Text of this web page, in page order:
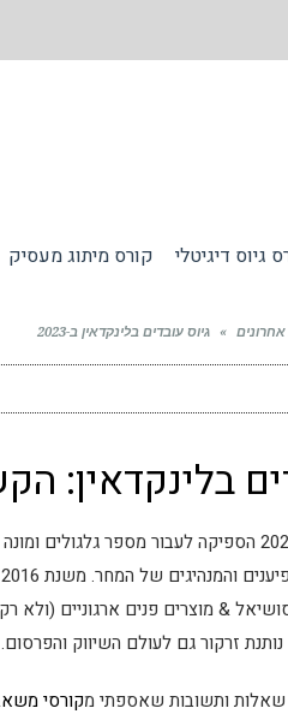
גיוס דיגיטלי קורס מיתוג מעסיק
» גיוס עובדים בלינקדאין ב-2023​
בלינקדאין:
& מוצרים פנים ארגוניים (ולא
נותנת זרקור גם לעולם השיווק
שאלות ותשובות שאספתי מקורסי